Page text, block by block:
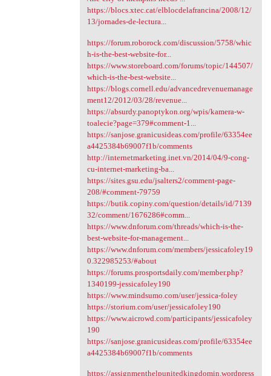
https://blocs.xtec.cat/elblocdelafrancina/2008/12/
13/jornades-de-lectura...
https://forum.roborock.com/discussion/5758/whic
h-is-the-best-website-for...
https://www.storeboard.com/forums/topic/144507/
which-is-the-best-website...
https://blogs.cornell.edu/advancedrevenuemanage
ment12/2012/03/28/revenue...
https://absurdy.panoptykon.org/wpis/kamera-w-
toalecie?page=379#comment-1...
https://sanjose.granicusideas.com/profile/63354ee
a4425384b69007f1b/comments
http://internetmarketing.inet.vn/2014/04/9-cong-
cu-internet-marketing-ba...
https://sites.gsu.edu/jsalters2/comment-page-
208/#comment-79759
https://butik.copiny.com/question/details/id/7139
32/comment/1676286#comm...
https://www.dnforum.com/threads/which-is-the-
best-website-for-management...
https://www.dnforum.com/members/jessicafoley19
0.322985253/#about
https://forums.prosportsdaily.com/member.php?
1340199-jessicafoley190
https://www.mindsumo.com/user/jessica-foley
https://storium.com/user/jessicafoley190
https://www.aicrowd.com/participants/jessicafoley
190
https://sanjose.granicusideas.com/profile/63354ee
a4425384b69007f1b/comments
https://assignmenthelpunitedkingdomin.wordpress